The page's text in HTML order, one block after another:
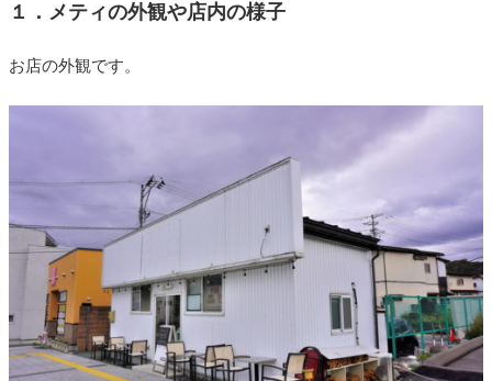
１．メティの外観や店内の様子
お店の外観です。